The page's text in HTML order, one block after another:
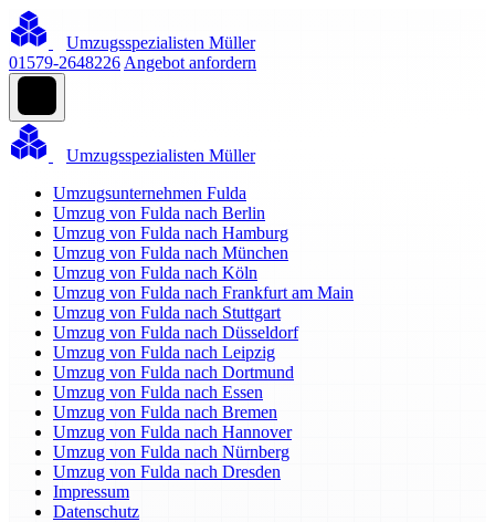
Umzugsspezialisten Müller
01579-2648226 Angebot anfordern
Umzugsspezialisten Müller
Umzugsunternehmen Fulda
Umzug von Fulda nach Berlin
Umzug von Fulda nach Hamburg
Umzug von Fulda nach München
Umzug von Fulda nach Köln
Umzug von Fulda nach Frankfurt am Main
Umzug von Fulda nach Stuttgart
Umzug von Fulda nach Düsseldorf
Umzug von Fulda nach Leipzig
Umzug von Fulda nach Dortmund
Umzug von Fulda nach Essen
Umzug von Fulda nach Bremen
Umzug von Fulda nach Hannover
Umzug von Fulda nach Nürnberg
Umzug von Fulda nach Dresden
Impressum
Datenschutz